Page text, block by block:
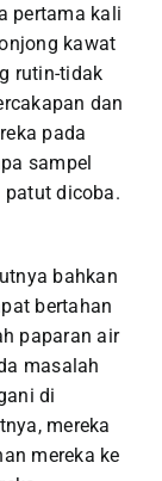
pertama kali
kawat
rutin-tidak
dan
pada
sampel
dicoba.
bahkan
bertahan
paparan air
masalah
di
mereka
mereka ke